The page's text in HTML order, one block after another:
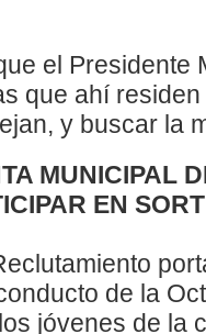
el Presidente
que ahí
y buscar la
MUNICIPAL
EN
de la
jóvenes de la